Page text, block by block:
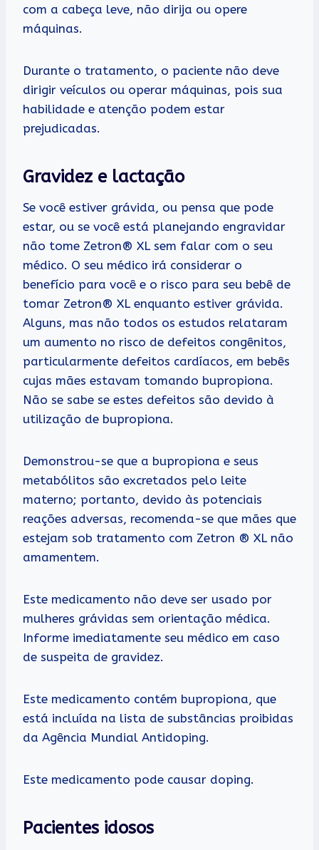
com a cabeça leve, não dirija ou opere
máquinas.
Durante o tratamento, o paciente não deve
dirigir veículos ou operar máquinas, pois sua
habilidade e atenção podem estar
prejudicadas.
Gravidez e lactação
Se você estiver grávida, ou pensa que pode
estar, ou se você está planejando engravidar
não tome Zetron® XL sem falar com o seu
médico. O seu médico irá considerar o
benefício para você e o risco para seu bebê de
tomar Zetron® XL enquanto estiver grávida.
Alguns, mas não todos os estudos relataram
um aumento no risco de defeitos congênitos,
particularmente defeitos cardíacos, em bebês
cujas mães estavam tomando bupropiona.
Não se sabe se estes defeitos são devido à
utilização de bupropiona.
Demonstrou-se que a bupropiona e seus
metabólitos são excretados pelo leite
materno; portanto, devido às potenciais
reações adversas, recomenda-se que mães que
estejam sob tratamento com Zetron ® XL não
amamentem.
Este medicamento não deve ser usado por
mulheres grávidas sem orientação médica.
Informe imediatamente seu médico em caso
de suspeita de gravidez.
Este medicamento contém bupropiona, que
está incluída na lista de substâncias proibidas
da Agência Mundial Antidoping.
Este medicamento pode causar doping.
Pacientes idosos